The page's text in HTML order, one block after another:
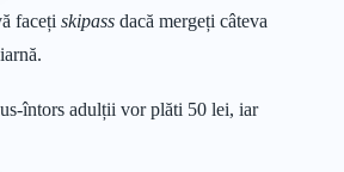
faceți skipass dacă mergeți câteva
întors adulții vor plăti 50 lei, iar